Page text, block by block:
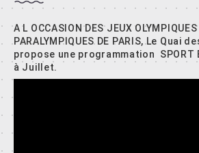
A L OCCASION DES JEUX OLYMPIQUES
PARALYMPIQUES DE PARIS, Le Quai
propose une programmation SPORT
à Juillet.